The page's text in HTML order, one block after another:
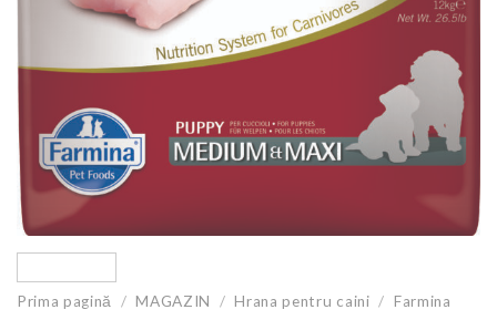
Prima pagină / MAGAZIN / Hrana pentru caini / Farmina